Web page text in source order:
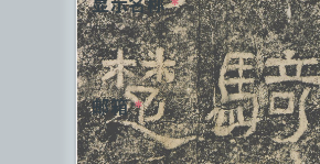
邮箱*